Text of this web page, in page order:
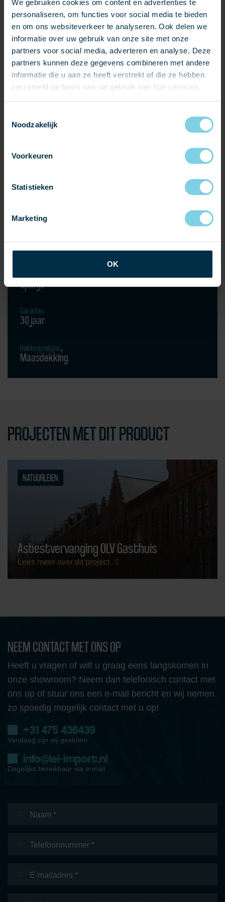
We gebruiken cookies om content en advertenties te
personaliseren, om functies voor social media te bieden
en om ons websiteverkeer te analyseren. Ook delen we
informatie over uw gebruik van onze site met onze
partners voor social media, adverteren en analyse. Deze
partners kunnen deze gegevens combineren met andere
informatie die u aan ze heeft verstrekt of die ze hebben
verzameld op basis van uw gebruik van hun services.
Noodzakelijk
Voorkeuren
Statistieken
Marketing
OK
Groeve:
Samaca
Soort product:
nieuwbouw renovatie restauratie
Dikte:
± 4 - 6 mm
40 x 25 cm
gevelbekleding
Land van herkomst:
Spanje
Garantie:
30 jaar
Dekkingswijze:
Maasdekking
PROJECTEN MET DIT PRODUCT
NATUURLEIEN
Asbestvervanging OLV Gasthuis
Lees meer over dit project
NEEM CONTACT MET ONS OP
Heeft u vragen of wilt u graag eens langskomen in
onze showroom? Neem dan telefonisch contact met
ons op of stuur ons een e-mail bericht en wij nemen
zo spoedig mogelijk contact met u op!
+31 475 436439
Vandaag zijn wij gesloten
info@lei-import.nl
Dagelijks bereikbaar via e-mail
mailadres *